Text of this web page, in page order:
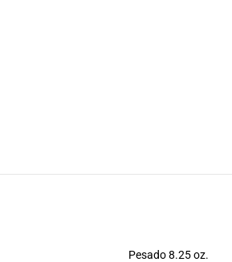
Pesado 8.25 oz.